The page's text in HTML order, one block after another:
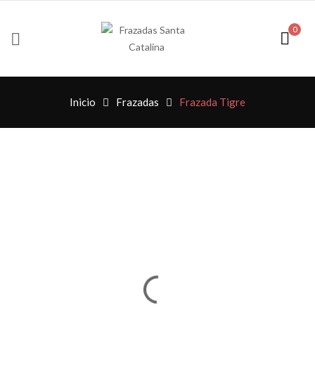
0
Inicio Frazadas Frazada Tigre